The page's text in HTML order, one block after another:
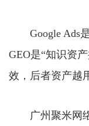
Google Ads是
GEO是“知识资
效，后者资产越
广州聚米网络